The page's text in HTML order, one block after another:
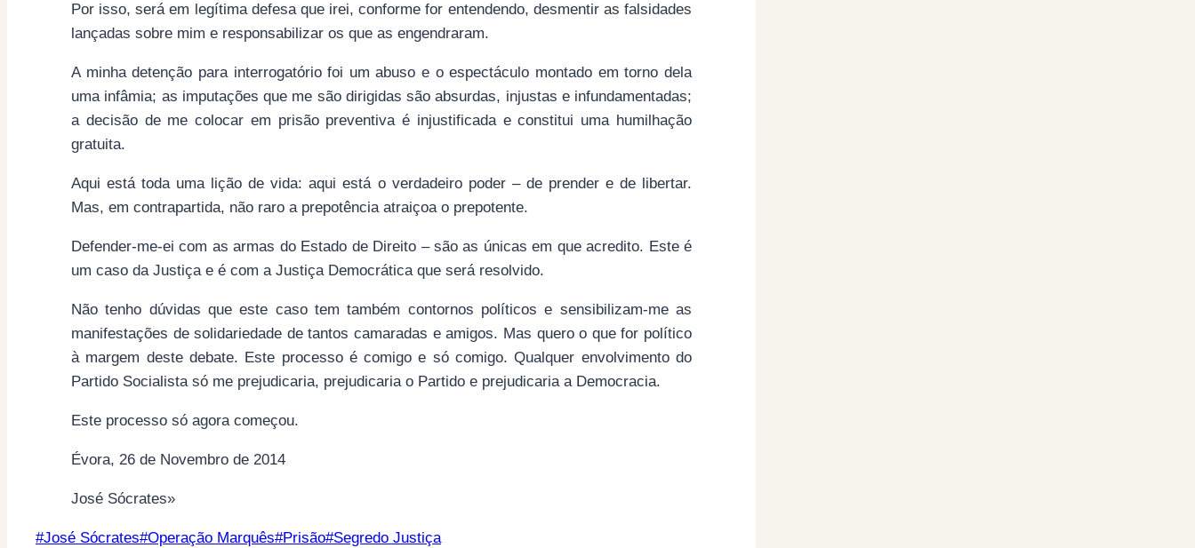
Por isso, será em legítima defesa que irei, conforme for entendendo, desmentir as falsidades
lançadas sobre mim e responsabilizar os que as engendraram.
A minha detenção para interrogatório foi um abuso e o espectáculo montado em torno dela
uma infâmia; as imputações que me são dirigidas são absurdas, injustas e infundamentadas;
a decisão de me colocar em prisão preventiva é injustificada e constitui uma humilhação
gratuita.
Aqui está toda uma lição de vida: aqui está o verdadeiro poder – de prender e de libertar.
Mas, em contrapartida, não raro a prepotência atraiçoa o prepotente.
Defender-me-ei com as armas do Estado de Direito – são as únicas em que acredito. Este é
um caso da Justiça e é com a Justiça Democrática que será resolvido.
Não tenho dúvidas que este caso tem também contornos políticos e sensibilizam-me as
manifestações de solidariedade de tantos camaradas e amigos. Mas quero o que for político
à margem deste debate. Este processo é comigo e só comigo. Qualquer envolvimento do
Partido Socialista só me prejudicaria, prejudicaria o Partido e prejudicaria a Democracia.
Este processo só agora começou.
Évora, 26 de Novembro de 2014
José Sócrates»
Post
#José Sócrates#Operação Marquês#Prisão#Segredo Justiça